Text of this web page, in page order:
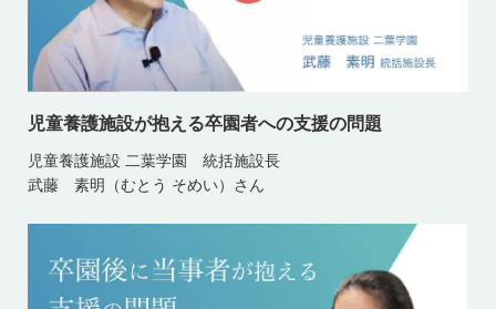
児童養護施設が抱える卒園者への支援の問題
児童養護施設 二葉学園 統括施設長
武藤 素明（むとう そめい）さん